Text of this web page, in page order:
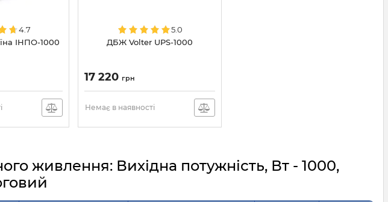
4.7
ІНПО-1000
5.0
ДБЖ Volter UPS-1000
17 220 грн
Немає в наявності
живлення: Вихідна потужність, Вт - 1000,